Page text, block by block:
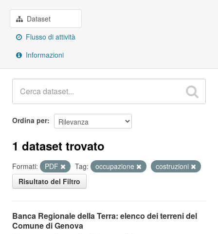
Informazioni
Dataset
Flusso di attività
Informazioni
Ordina per
1 dataset trovato
Formati: PDF Tag: occupazione
costruzioni
Risultato del Filtro
Banca Regionale della Terra: elenco dei terreni del
Comune di Genova